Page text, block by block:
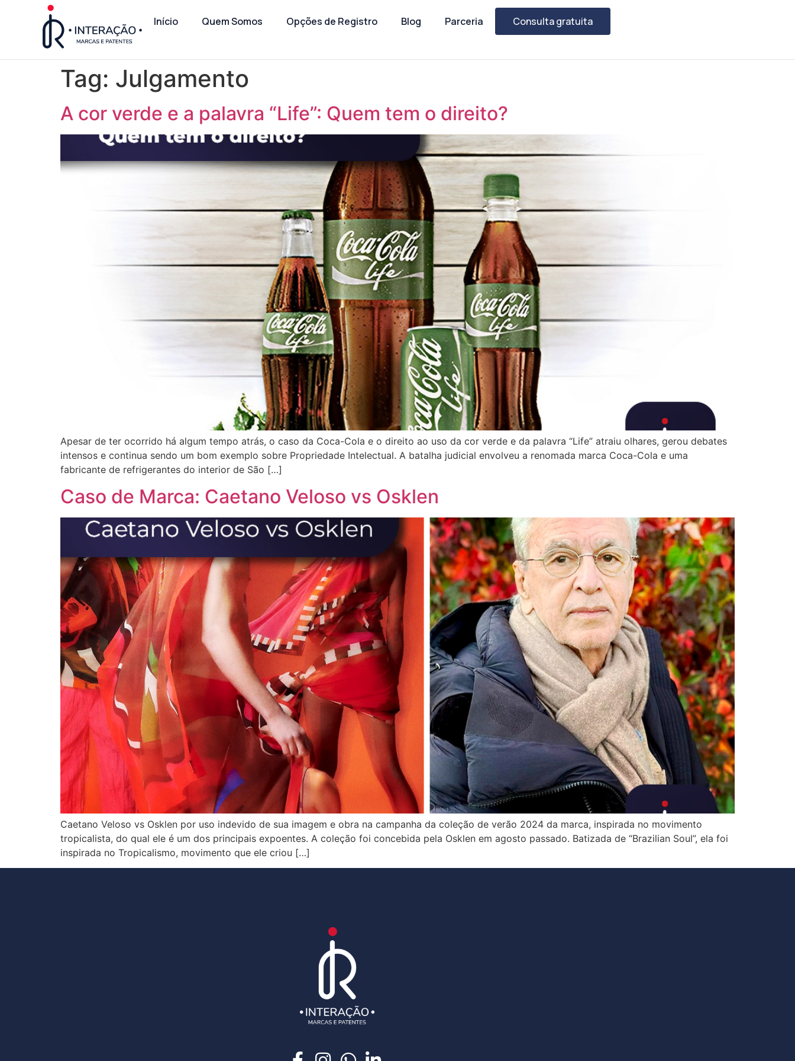
Início Quem Somos Opções de Registro Blog Parceria Consulta gratuita
Tag: Julgamento
A cor verde e a palavra “Life”: Quem tem o direito?
Apesar de ter ocorrido há algum tempo atrás, o caso da Coca-Cola e o direito ao uso da cor verde e da palavra “Life” atraiu olhares, gerou debates
intensos e continua sendo um bom exemplo sobre Propriedade Intelectual. A batalha judicial envolveu a renomada marca Coca-Cola e uma
fabricante de refrigerantes do interior de São […]
Caso de Marca: Caetano Veloso vs Osklen
Caetano Veloso vs Osklen por uso indevido de sua imagem e obra na campanha da coleção de verão 2024 da marca, inspirada no movimento
tropicalista, do qual ele é um dos principais expoentes. A coleção foi concebida pela Osklen em agosto passado. Batizada de “Brazilian Soul”, ela foi
inspirada no Tropicalismo, movimento que ele criou […]